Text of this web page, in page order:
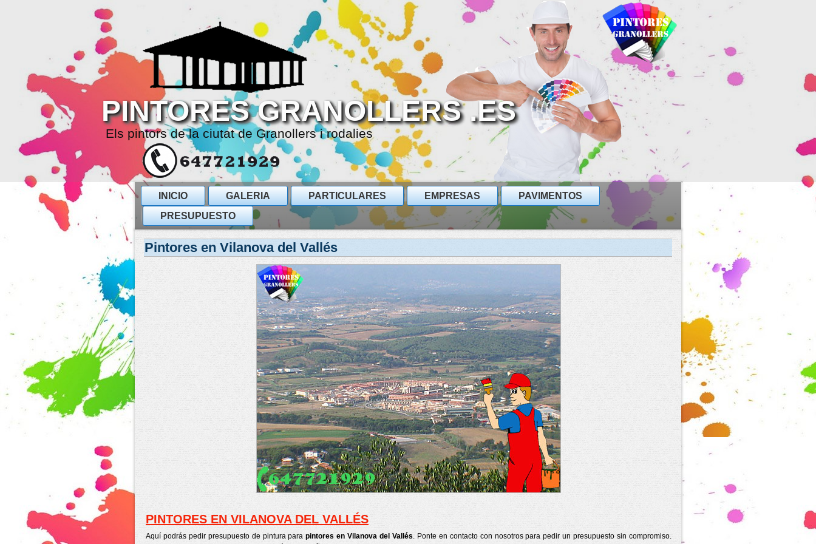
PINTORES GRANOLLERS .ES
Els pintors de la ciutat de Granollers i rodalies
INICIO GALERIA PARTICULARES EMPRESAS
PAVIMENTOS
PRESUPUESTO
Pintores en Vilanova del Vallés
PINTORES EN VILANOVA DEL VALLÉS
Aquí podrás pedir presupuesto de pintura parapintores en Vilanova del Vallés. Ponte en contacto con nosotros para pedir un presupuesto sin compromiso.